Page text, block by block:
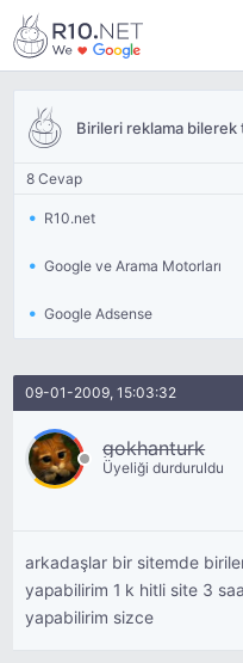
Birileri reklama bilerek
8 Cevap
R10.net
Google ve Arama Motorları
Google Adsense
09-01-2009, 15:03:32
gokhanturk
Üyeliği durduruldu
arkadaşlar bir sitemde
yapabilirim 1 k hitli site 3
yapabilirim sizce